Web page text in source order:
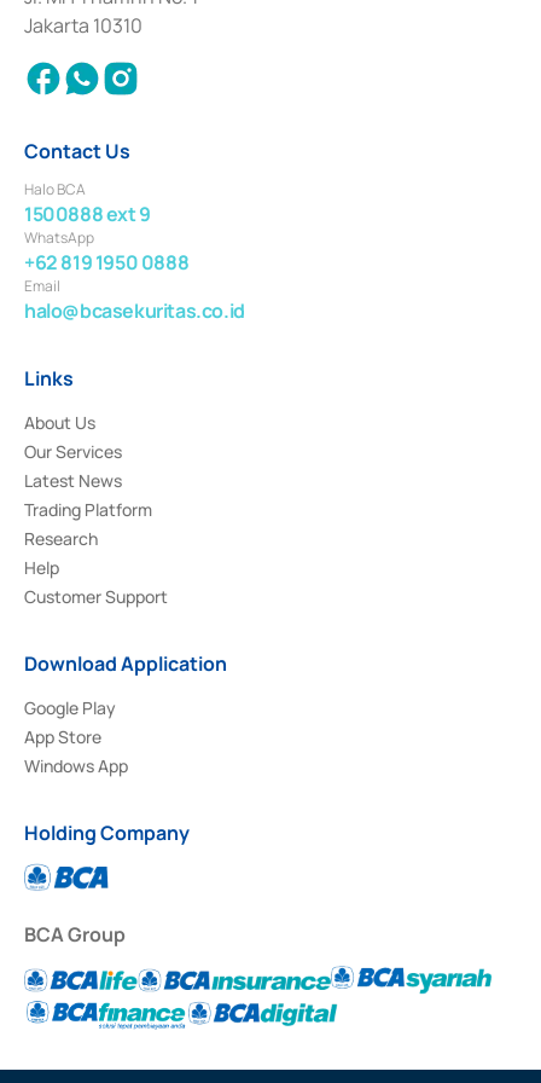
Settlement of Commercial Paper Transactions whose license was issued in
2018.
Jakarta 10310
Contact Us
Halo BCA
1500888 ext 9
WhatsApp
+62 819 1950 0888
Email
halo@bcasekuritas.co.id
Links
About Us
Our Services
Latest News
Trading Platform
Research
Help
Customer Support
Download Application
Google Play
App Store
Windows App
Holding Company
BCA Group